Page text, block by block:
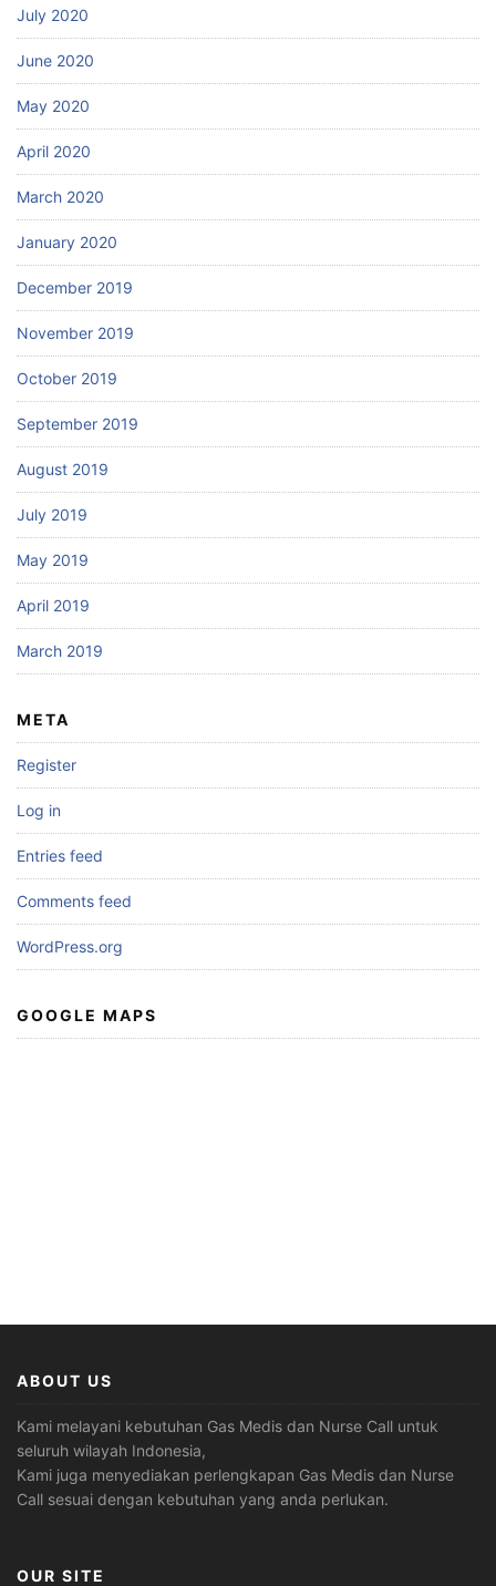
July 2020
June 2020
May 2020
April 2020
March 2020
January 2020
December 2019
November 2019
October 2019
September 2019
August 2019
July 2019
May 2019
April 2019
March 2019
META
Register
Log in
Entries feed
Comments feed
WordPress.org
GOOGLE MAPS
ABOUT US
Kami melayani kebutuhan Gas Medis dan Nurse Call untuk
seluruh wilayah Indonesia,
Kami juga menyediakan perlengkapan Gas Medis dan Nurse
Call sesuai dengan kebutuhan yang anda perlukan.
OUR SITE